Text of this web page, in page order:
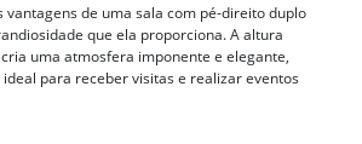
vantagens de uma sala com pé-direito duplo
que ela proporciona. A altura
uma atmosfera imponente e elegante,
para receber visitas e realizar eventos